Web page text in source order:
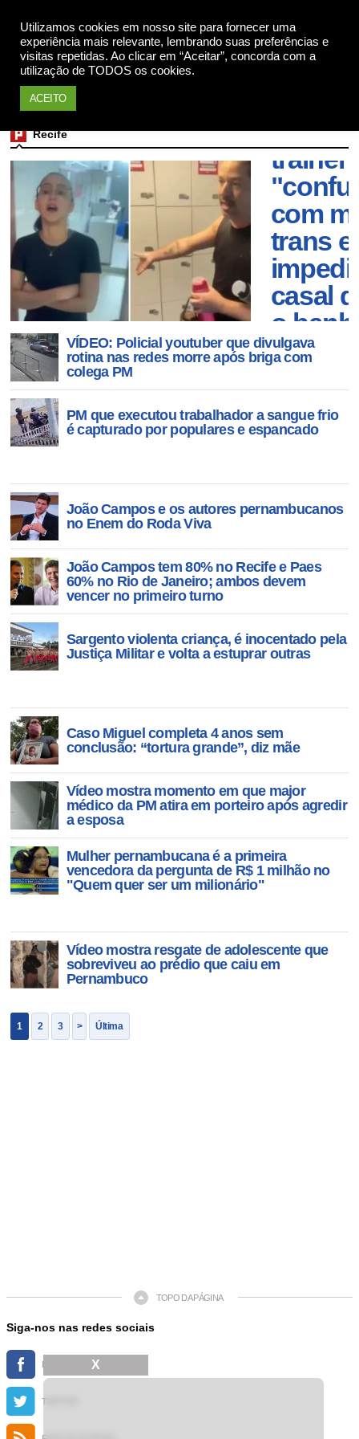
Utilizamos cookies em nosso site para fornecer uma
experiência mais relevante, lembrando suas preferências e
visitas repetidas. Ao clicar em “Aceitar”, concorda com a
utilização de TODOS os cookies.
ACEITO
Recife
trainer
com
trans e
casal
o
VÍDEO: Policial youtuber que divulgava
rotina nas redes morre após briga com
colega PM
PM que executou trabalhador a sangue frio
é capturado por populares e espancado
João Campos e os autores pernambucanos
no Enem do Roda Viva
João Campos tem 80% no Recife e Paes
60% no Rio de Janeiro; ambos devem
vencer no primeiro turno
Sargento violenta criança, é inocentado pela
Justiça Militar e volta a estuprar outras
Caso Miguel completa 4 anos sem
conclusão: “tortura grande”, diz mãe
Vídeo mostra momento em que major
médico da PM atira em porteiro após agredir
a esposa
Mulher pernambucana é a primeira
vencedora da pergunta de R$ 1 milhão no
"Quem quer ser um milionário"
Vídeo mostra resgate de adolescente que
sobreviveu ao prédio que caiu em
Pernambuco
1 2 3 > Última
TOPO DA PÁGINA
Siga-nos nas redes sociais
FACEBOOK
TWITTER
X